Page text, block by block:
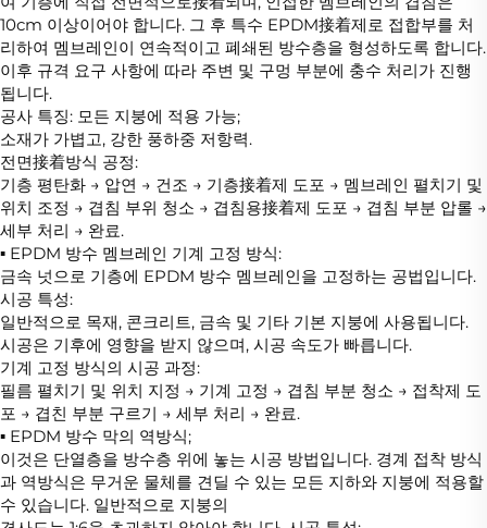
10cm 이상이어야 합니다. 그 후 특수 EPDM接着제로 접합부를 처
리하여 멤브레인이 연속적이고 폐쇄된 방수층을 형성하도록 합니다.
이후 규격 요구 사항에 따라 주변 및 구멍 부분에 충수 처리가 진행
됩니다.
공사 특징: 모든 지붕에 적용 가능;
소재가 가볍고, 강한 풍하중 저항력.
전면接着방식 공정:
기층 평탄화 → 압연 → 건조 → 기층接着제 도포 → 멤브레인 펼치기 및
위치 조정 → 겹침 부위 청소 → 겹침용接着제 도포 → 겹침 부분 압롤 →
세부 처리 → 완료.
▪ EPDM 방수 멤브레인 기계 고정 방식:
금속 넛으로 기층에 EPDM 방수 멤브레인을 고정하는 공법입니다.
시공 특성:
일반적으로 목재, 콘크리트, 금속 및 기타 기본 지붕에 사용됩니다.
시공은 기후에 영향을 받지 않으며, 시공 속도가 빠릅니다.
기계 고정 방식의 시공 과정:
필름 펼치기 및 위치 지정 → 기계 고정 → 겹침 부분 청소 → 접착제 도
포 → 겹친 부분 구르기 → 세부 처리 → 완료.
▪ EPDM 방수 막의 역방식;
이것은 단열층을 방수층 위에 놓는 시공 방법입니다. 경계 접착 방식
과 역방식은 무거운 물체를 견딜 수 있는 모든 지하와 지붕에 적용할
수 있습니다. 일반적으로 지붕의